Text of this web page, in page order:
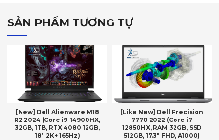
SẢN PHẨM TƯƠNG TỰ
[New] Dell Alienware M18
R2 2024 (Core i9-14900HX,
32GB, 1TB, RTX 4080 12GB,
18” 2K+ 165Hz)
[Like New] Dell Precision
7770 2022 (Core i7
12850HX, RAM 32GB, SSD
512GB, 17.3″ FHD, A1000)